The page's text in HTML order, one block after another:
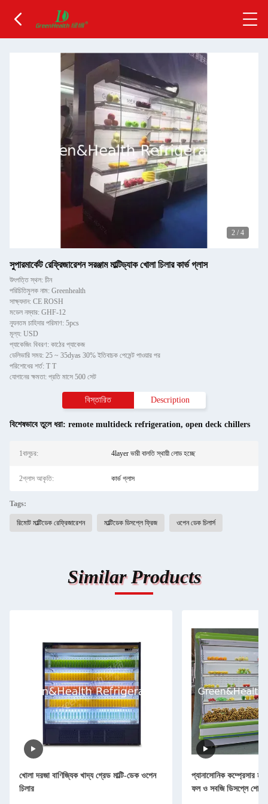
2 / 4
সুপারমার্কেট রেফ্রিজারেশন সরঞ্জাম মাল্টিড্যাক খোলা চিলার কার্ভ গ্লাস
উৎপত্তি স্থল: চীন
পরিচিতিমুলক নাম: Greenhealth
সাক্ষ্যদান: CE ROSH
মডেল নম্বার: GHF-12
ন্যূনতম চাহিদার পরিমাণ: 5pcs
মূল্য: USD
প্যাকেজিং বিবরণ: কাঠের প্যাকেজ
ডেলিভারি সময়: 25 ~ 35dyas 30% ইতিবাচক পেমেন্ট পাওয়ার পর
পরিশোধের শর্ত: T T
যোগানের ক্ষমতা: প্রতি মাসে 500 সেট
বিস্তারিত Description
বিশেষভাবে তুলে ধরা: remote multideck refrigeration, open deck chillers
1বালুচর: 4layer ভারী বালতি স্থায়ী লোড হচ্ছে
2গ্লাস আকৃতি: কার্ভ গ্লাস
Tags:
রিমোট মাল্টিডেক রেফ্রিজারেশন মাল্টিডেক ডিসপ্লে ফ্রিজ ওপেন ডেক চিলার্স
Similar Products
খোলা দরজা বাণিজ্যিক খাদ্য গ্রেড মাল্টি-ডেক ওপেন
চিলার
প্যানাসোনিক কম্প্রেসার
ফল ও সবজি ডিসপ্লে